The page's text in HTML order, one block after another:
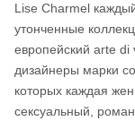
Lise Charmel
утонченные
европейский arte
дизайнеры марки
которых каждая
сексуальный,